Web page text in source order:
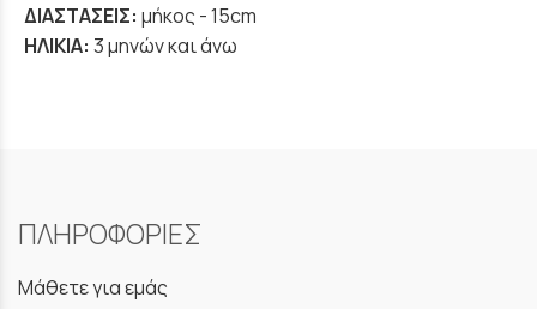
ΔΙΑΣΤΑΣΕΙΣ: μήκος - 15cm
ΗΛΙΚΙΑ: 3 μηνών και άνω
ΠΛΗΡΟΦΟΡΙΕΣ
Μάθετε για εμάς